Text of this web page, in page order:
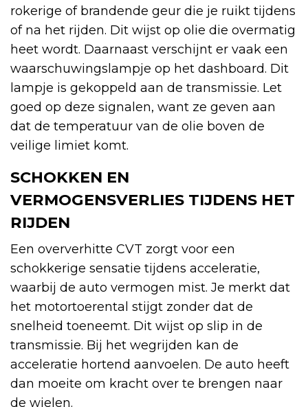
rokerige of brandende geur die je ruikt tijdens
of na het rijden. Dit wijst op olie die overmatig
heet wordt. Daarnaast verschijnt er vaak een
waarschuwingslampje op het dashboard. Dit
lampje is gekoppeld aan de transmissie. Let
goed op deze signalen, want ze geven aan
dat de temperatuur van de olie boven de
veilige limiet komt.
SCHOKKEN EN
VERMOGENSVERLIES TIJDENS HET
RIJDEN
Een oververhitte CVT zorgt voor een
schokkerige sensatie tijdens acceleratie,
waarbij de auto vermogen mist. Je merkt dat
het motortoerental stijgt zonder dat de
snelheid toeneemt. Dit wijst op slip in de
transmissie. Bij het wegrijden kan de
acceleratie hortend aanvoelen. De auto heeft
dan moeite om kracht over te brengen naar
de wielen.